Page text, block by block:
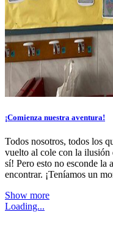
¡Comienza nuestra aventura!
Todos nosotros, todos los
vuelto al cole con la ilusión
sí! Pero esto no esconde la
encontrar. ¡Teníamos un
Show more
Loading...